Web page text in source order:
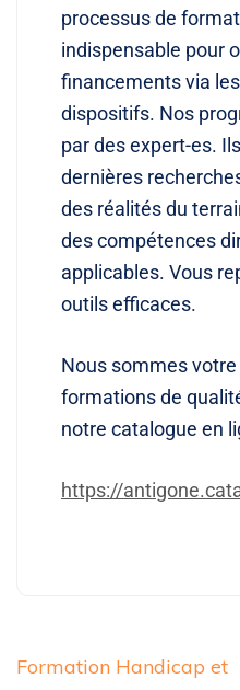
processus de
indispensable pour
financements via les
dispositifs. Nos
par des expert-es.
dernières
des réalités du
des compétences
applicables. Vous
outils efficaces.
Nous sommes
formations de
notre catalogue en
https://
Formation Handicap et